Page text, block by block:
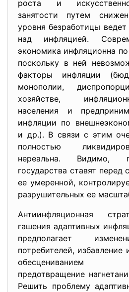
роста и
занятости путем
уровня безработицы
над инфляцией.
экономика инфляционна
поскольку в ней
факторы инфляции
монополии,
хозяйстве,
населения и
инфляции по
и др.). В связи с этим
полностью
нереальна. Видимо,
государства ставят перед
ее умеренной,
разрушительных ее
Антиинфляционная
гашения адаптивных
предполагает
потребителей, избавление
обесцениванием
предотвращение
Решить проблему